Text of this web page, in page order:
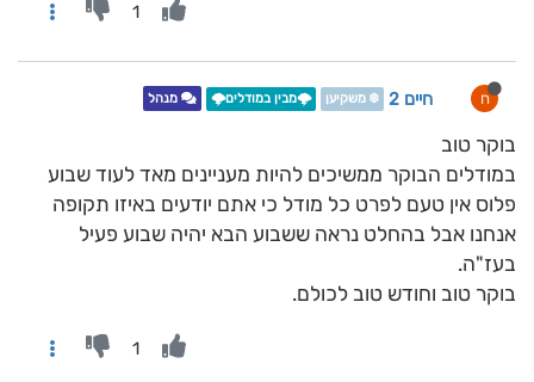
1
ח חיים 2 ❄️ משקיען 🌩️מבין במודלים🌩️ מנהל
בוקר טוב
במודלים הבוקר ממשיכים להיות מעניינים מאד לעוד שבוע
פלוס אין טעם לפרט כל מודל כי אתם יודעים באיזו תקופה
אנחנו אבל בהחלט נראה ששבוע הבא יהיה שבוע פעיל
בעז"ה.
בוקר טוב וחודש טוב לכולם.
1